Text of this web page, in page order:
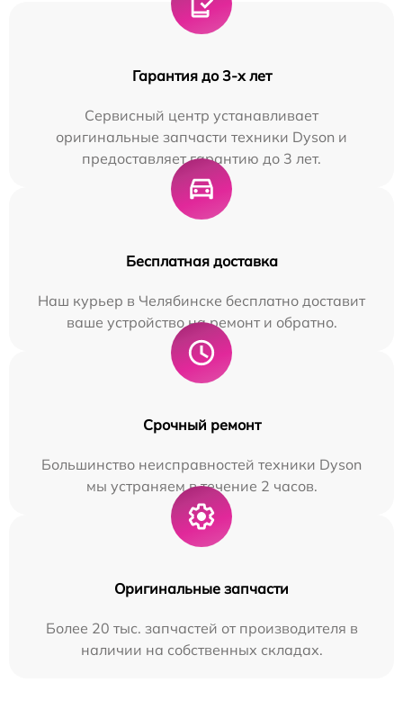
Гарантия до 3-х лет
Сервисный центр устанавливает
оригинальные запчасти техники Dyson и
предоставляет гарантию до 3 лет.
Бесплатная доставка
Наш курьер в Челябинске бесплатно доставит
ваше устройство на ремонт и обратно.
Срочный ремонт
Большинство неисправностей техники Dyson
мы устраняем в течение 2 часов.
Оригинальные запчасти
Более 20 тыс. запчастей от производителя в
наличии на собственных складах.